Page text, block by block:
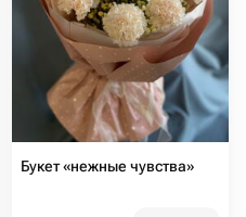
Букет «нежные чувства»